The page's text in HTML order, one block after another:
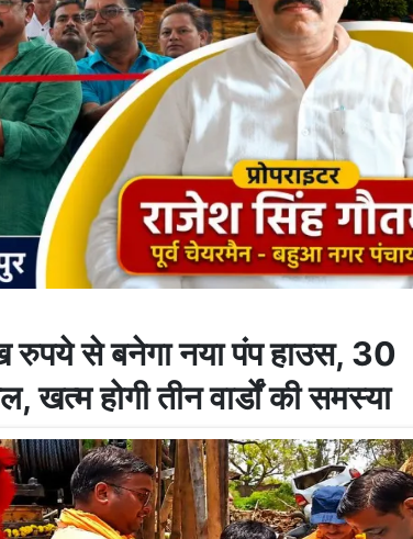
से बनेगा नया पंप हाउस, 30
खत्म होगी तीन वार्डों की समस्या